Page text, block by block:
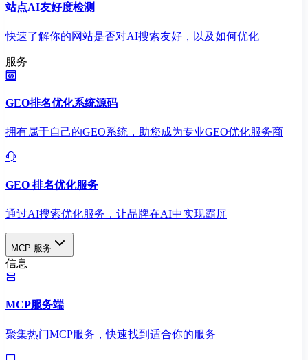
站点AI友好度检测
快速了解你的网站是否对AI搜索友好，以及如何优化
服务
GEO排名优化系统源码
拥有属于自己的GEO系统，助您成为专业GEO优化服务商
GEO 排名优化服务
通过AI搜索优化服务，让品牌在AI中实现霸屏
MCP 服务
信息
MCP服务端
聚集热门MCP服务，快速找到适合你的服务